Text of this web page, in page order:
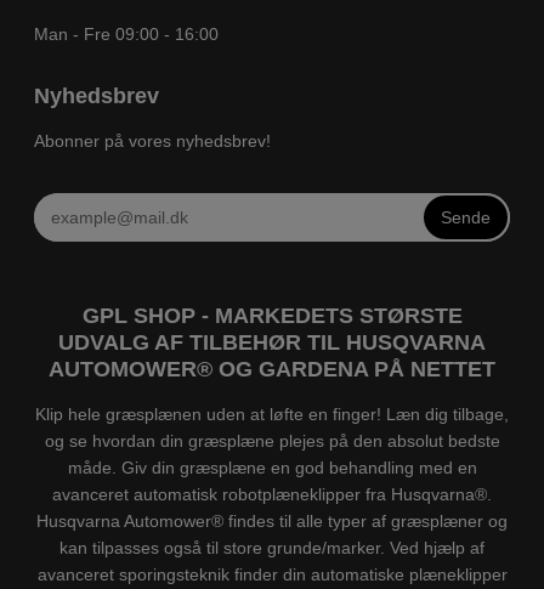
Man - Fre 09:00 - 16:00
Nyhedsbrev
Abonner på vores nyhedsbrev!
Sende
GPL SHOP - MARKEDETS STØRSTE
UDVALG AF TILBEHØR TIL HUSQVARNA
AUTOMOWER® OG GARDENA PÅ NETTET
Klip hele græsplænen uden at løfte en finger! Læn dig tilbage,
og se hvordan din græsplæne plejes på den absolut bedste
måde. Giv din græsplæne en god behandling med en
avanceret automatisk robotplæneklipper fra Husqvarna®.
Husqvarna Automower® findes til alle typer af græsplæner og
kan tilpasses også til store grunde/marker. Ved hjælp af
avanceret sporingsteknik finder din automatiske plæneklipper